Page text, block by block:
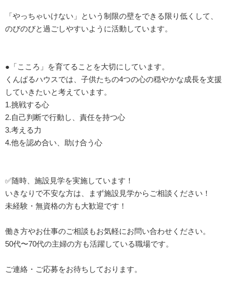
「やっちゃいけない」という制限の壁をできる限り低くして、
のびのびと過ごしやすいように活動しています。
●「こころ」を育てることを大切にしています。
くんぱるハウスでは、子供たちの4つの心の穏やかな成長を支援
していきたいと考えています。
1.挑戦する心
2.自己判断で行動し、責任を持つ心
3.考える力
4.他を認め合い、助け合う心
✅随時、施設見学を実施しています！
いきなりで不安な方は、まず施設見学からご相談ください！
未経験・無資格の方も大歓迎です！
働き方やお仕事のご相談もお気軽にお問い合わせください。
50代〜70代の主婦の方も活躍している職場です。
ご連絡・ご応募をお待ちしております。